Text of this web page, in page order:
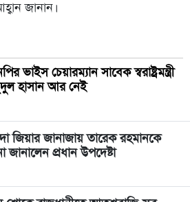
জানান।
ভাইস চেয়ারম্যান সাবেক স্বরাষ্ট্রমন্ত্রী
হাসান আর নেই
জিয়ার জানাজায় তারেক রহমানকে
জানালেন প্রধান উপদেষ্টা